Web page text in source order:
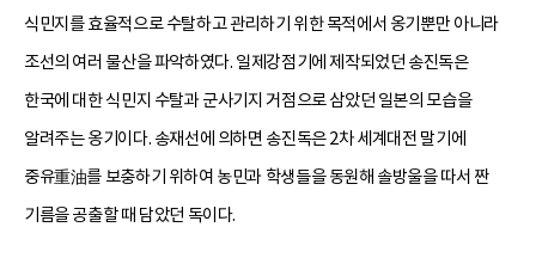
식민지를 효율적으로 수탈하고 관리하기 위한 목적에서 옹기뿐만 아니라
조선의 여러 물산을 파악하였다. 일제강점기에 제작되었던 송진독은
한국에 대한 식민지 수탈과 군사기지 거점으로 삼았던 일본의 모습을
알려주는 옹기이다. 송재선에 의하면 송진독은 2차 세계대전 말기에
중유重油를 보충하기 위하여 농민과 학생들을 동원해 솔방울을 따서 짠
기름을 공출할 때 담았던 독이다.